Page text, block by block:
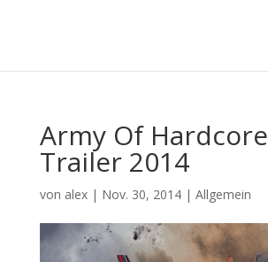
Army Of Hardcore
Trailer 2014
von alex| Nov. 30, 2014| Allgemein